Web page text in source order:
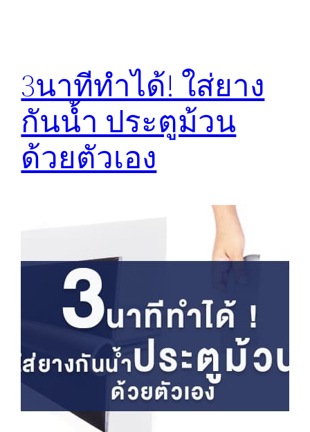
3นาทีทำได้! ใส่ยาง
กันน้ำ ประตูม้วน
ด้วยตัวเอง